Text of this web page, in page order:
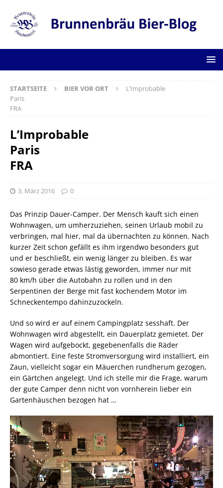
STARTSEITE BIER VOR ORT
L’Improbable
Paris
FRA
L’Improbable
Paris
FRA
3. März 2016 0
Das Prinzip Dauer-Camper. Der Mensch kauft sich einen
Wohnwagen, um umherzuziehen, seinen Urlaub mobil zu
verbringen, mal hier, mal da übernachten zu können. Nach
kurzer Zeit schon gefällt es ihm irgendwo besonders gut
und er beschließt, ein wenig länger zu bleiben. Es war
sowieso gerade etwas lästig geworden, immer nur mit
80 km/h über die Autobahn zu rollen und in den
Serpentinen der Berge mit fast kochendem Motor im
Schneckentempo dahinzuzockeln.
Und so wird er auf einem Campingplatz sesshaft. Der
Wohnwagen wird abgestellt, ein Dauerplatz gemietet. Der
Wagen wird aufgebockt, gegebenenfalls die Räder
abmontiert. Eine feste Stromversorgung wird installiert, ein
Zaun, vielleicht sogar ein Mäuerchen rundherum gezogen,
ein Gärtchen angelegt. Und ich stelle mir die Frage, warum
der gute Camper denn nicht von vornherein lieber ein
Gartenhäuschen bezogen hat …